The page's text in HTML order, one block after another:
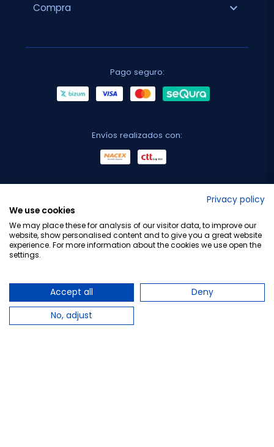
Compra expand_more
Pago seguro:
Envíos realizados con:
Privacy policy
We use cookies
We may place these for analysis of our visitor data, to improve our
website, show personalised content and to give you a great website
experience. For more information about the cookies we use open the
settings.
Accept all
Deny
No, adjust